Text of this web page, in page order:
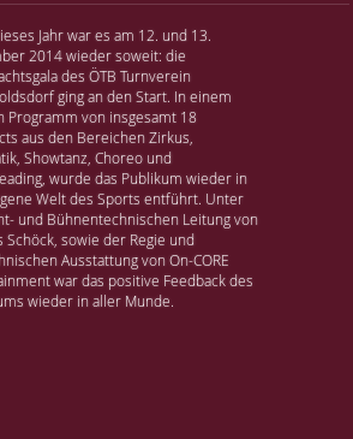
Jahr war es am 12. und 13.
2014 wieder soweit: die
des ÖTB Turnverein
ging an den Start. In einem
Programm von insgesamt 18
aus den Bereichen Zirkus,
Showtanz, Choreo und
wurde das Publikum wieder in
Welt des Sports entführt. Unter
und Bühnentechnischen Leitung von
Schöck, sowie der Regie und
Ausstattung von On-CORE
war das positive Feedback des
wieder in aller Munde.